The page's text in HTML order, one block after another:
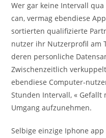
Wer gar keine Intervall
can, vermag ebendiese
sortierten qualifizierte
nutzer ihr Nutzerprofil am
deren personliche
Zwischenzeitlich
ebendiese Computer-
Stunden Intervall, «
Umgang aufzunehmen.
Selbige einzige Iphone